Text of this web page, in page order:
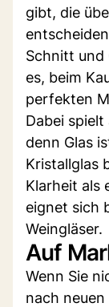
gibt, die
Schnitt und
es, beim
perfekten
Dabei spielt
denn Glas
Kristallglas
Klarheit als
eignet sich
Weingläser.
Auf
Wenn Sie
nach